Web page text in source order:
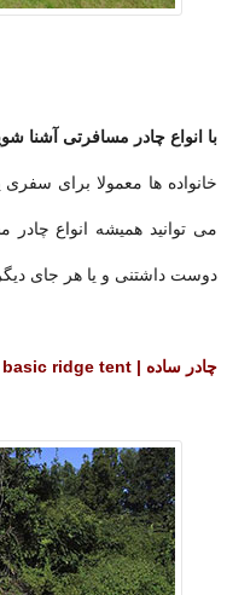
با انواع چادر مسافرتی آشنا
خانواده ها معمولا برای
می توانید همیشه انواع
دوست داشتنی و یا هر جای
چادر ساده | The basic ridge tent